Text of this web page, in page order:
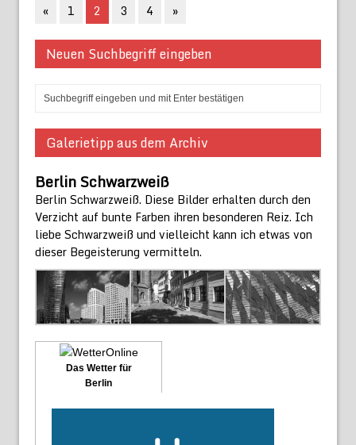
« 1 2 3 4 »
Neuen Suchbegriff eingeben
Galerietipp aus dem Archiv
Berlin Schwarzweiß
Berlin Schwarzweiß. Diese Bilder erhalten durch den
Verzicht auf bunte Farben ihren besonderen Reiz. Ich
liebe Schwarzweiß und vielleicht kann ich etwas von
dieser Begeisterung vermitteln.
Das Wetter für
Berlin